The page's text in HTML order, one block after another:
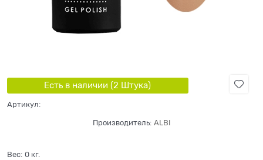
Есть в наличии (2 Штука)
Артикул:
Производитель: ALBI
Вес: 0 кг.